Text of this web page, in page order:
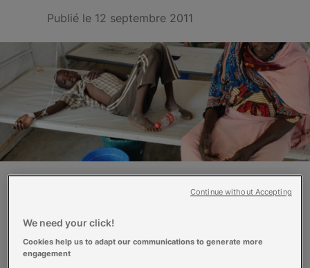
Publié le 12 septembre 2011
flambée inquiétante de choléra.
L’épidémie a déjà contaminé 11 000
personnes et fait près de 400 victimes.
We need your click!
Cookies help us to adapt our communications to generate more
engagement
Continue without Accepting